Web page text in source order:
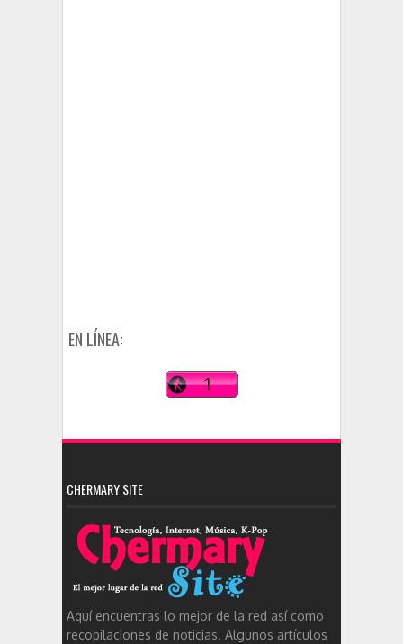
EN LÍNEA:
CHERMARY SITE
Aquí encuentras lo mejor de la red así como
recopilaciones de noticias. Algunos artículos